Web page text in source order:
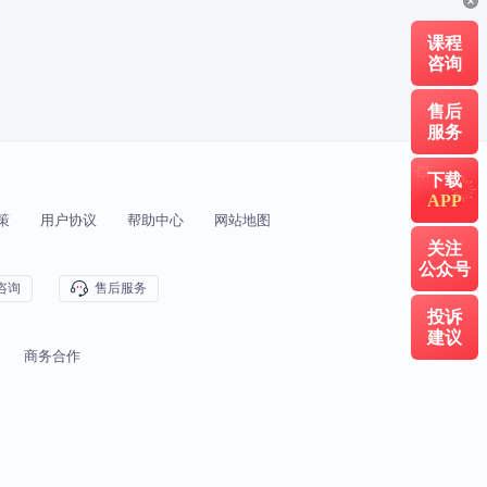
一级造价工程师分哪几个专业
用户协议 帮助中心 网站地图
询 售后服务
商务合作
课程
咨询
售后
服务
下载
APP
关注
公众号
投诉
建议